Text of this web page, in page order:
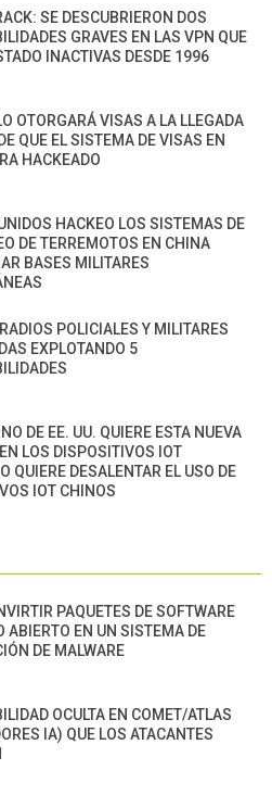
SE DESCUBRIERON DOS
GRAVES EN LAS VPN QUE
INACTIVAS DESDE 1996
OTORGARÁ VISAS A LA LLEGADA
QUE EL SISTEMA DE VISAS EN
HACKEADO
HACKEO LOS SISTEMAS DE
DE TERREMOTOS EN CHINA
BASES MILITARES
POLICIALES Y MILITARES
EXPLOTANDO 5
DE EE. UU. QUIERE ESTA NUEVA
LOS DISPOSITIVOS IOT
QUIERE DESALENTAR EL USO DE
IOT CHINOS
PAQUETES DE SOFTWARE
ABIERTO EN UN SISTEMA DE
DE MALWARE
OCULTA EN COMET/ATLAS
IA) QUE LOS ATACANTES